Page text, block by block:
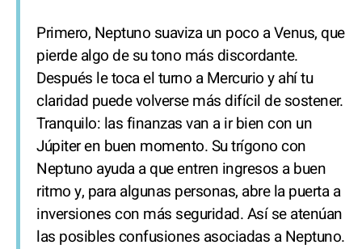
Primero, Neptuno suaviza un poco a Venus, que
pierde algo de su tono más discordante.
Después le toca el turno a Mercurio y ahí tu
claridad puede volverse más difícil de sostener.
Tranquilo: las finanzas van a ir bien con un
Júpiter en buen momento. Su trígono con
Neptuno ayuda a que entren ingresos a buen
ritmo y, para algunas personas, abre la puerta a
inversiones con más seguridad. Así se atenúan
las posibles confusiones asociadas a Neptuno.